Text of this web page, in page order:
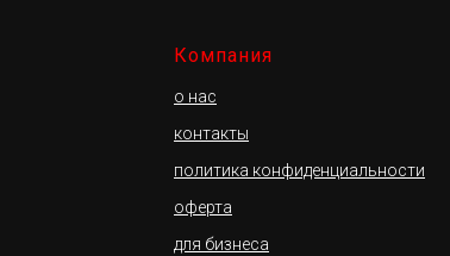
Компания
о нас
контакты
политика конфиденциальности
оферта
для бизнеса